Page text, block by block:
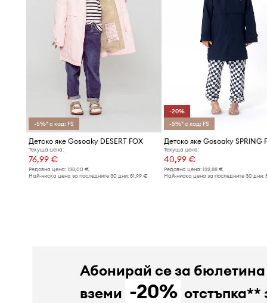
-5%* с код: FS
Детско яке Gosoaky DESERT FOX
Текуща цена:
76,99 €
Редовна цена: 138,00 €
Най-ниска цена за последните 30 дни: 81,99 €
-20%
-5%* с код: FS
Детско яке Gosoaky SPRING
Текуща цена:
40,99 €
Редовна цена:132,88 €
Най-ниска цена за последните 30 дни:
Абонирай се за
вземи -20% отстъпка**